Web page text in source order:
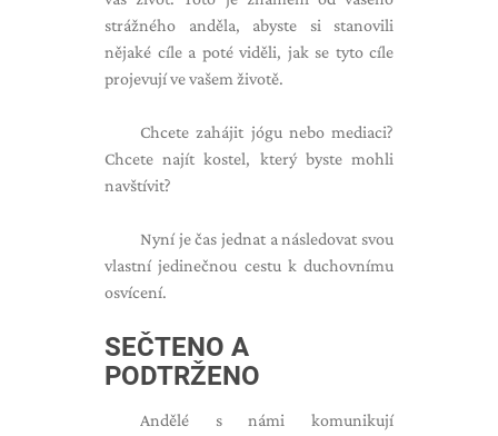
strážného anděla, abyste si stanovili
nějaké cíle a poté viděli, jak se tyto cíle
projevují ve vašem životě.
Chcete zahájit jógu nebo mediaci?
Chcete najít kostel, který byste mohli
navštívit?
Nyní je čas jednat a následovat svou
vlastní jedinečnou cestu k duchovnímu
osvícení.
SEČTENO A
PODTRŽENO
Andělé s námi komunikují